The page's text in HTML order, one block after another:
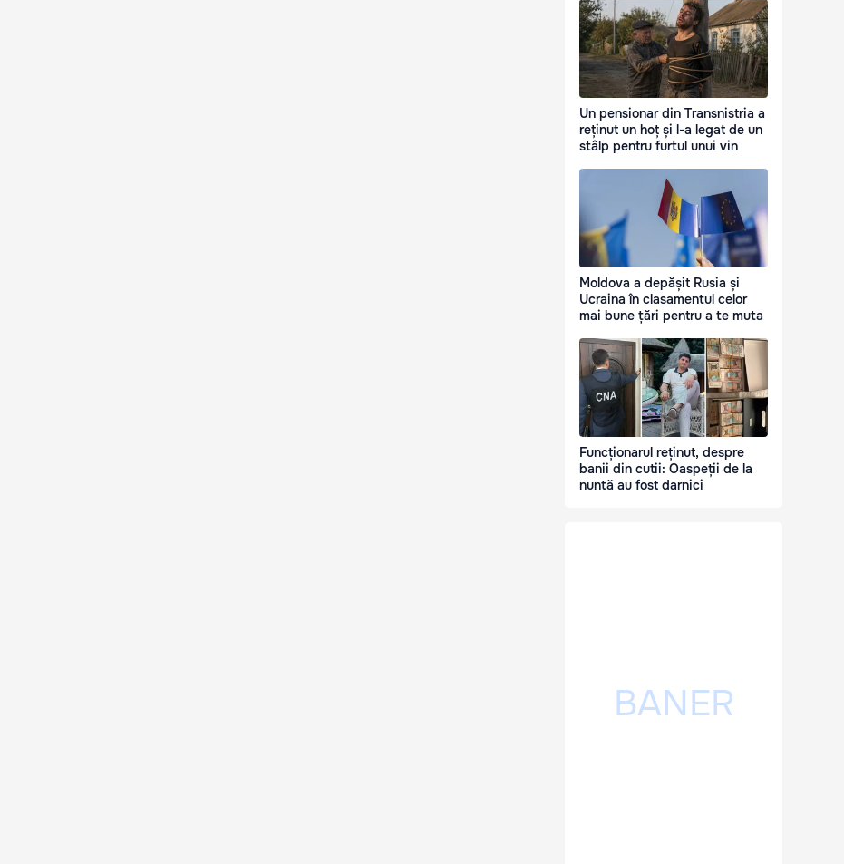
Un pensionar din Transnistria a
reținut un hoț și l-a legat de un
stâlp pentru furtul unui vin
Moldova a depășit Rusia și
Ucraina în clasamentul celor
mai bune țări pentru a te muta
Funcționarul reținut, despre
banii din cutii: Oaspeții de la
nuntă au fost darnici